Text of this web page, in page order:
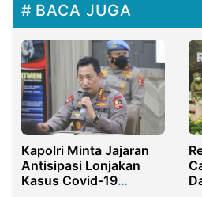
BACA JUGA
Kapolri Minta Jajaran
Antisipasi Lonjakan
Kasus Covid-19